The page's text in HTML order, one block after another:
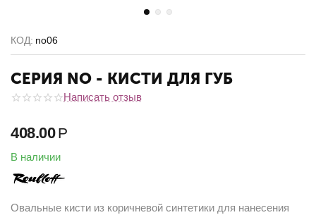
КОД: no06
СЕРИЯ NO - КИСТИ ДЛЯ ГУБ
Написать отзыв
408.00 Р
В наличии
Овальные кисти из коричневой синтетики для нанесения